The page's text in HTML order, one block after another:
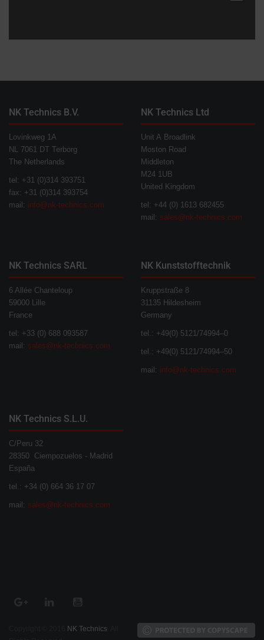
NK Technics B.V.
Lovinkweg 1A
NL 7061 DT Terborg
The Netherlands
tel: +31 (0)314 393751
fax: +31 (0)314 393754
mail: info@nk-technics.com
NK Technics Ltd
Unit A Broadlink
Moston Road
Middleton
M24 1UB
United Kingdom
tel: +44 (0) 1613 682455
mail: sales@nk-technics.com
NK Technics SARL
6 Allée Chanteloup
59000 Lille
France
tel: +33 (0) 688 093587
mail: sales@nk-technics.com
NK Kunststofftechnik
Kruppstraße 8
31135 Hildesheim
Germany
tel.: +49(0) 5121/74994–0
tel.: +49(0) 5121/74994–50
mail: info@nk-technics.com
NK Technics S.L.U.
C/Peru 32
28350 Ciempozuelos - Madrid
España
tel.: +34 (0) 664 36 17 07
mail: sales@nk-technics.com
NK Technics